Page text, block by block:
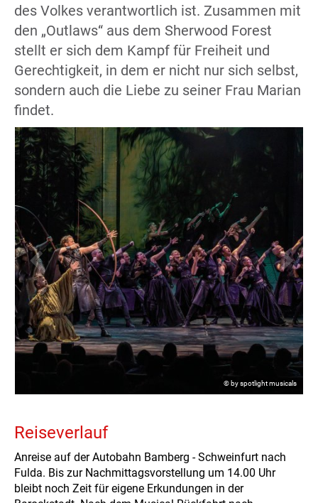
des Volkes verantwortlich ist. Zusammen mit
den „Outlaws“ aus dem Sherwood Forest
stellt er sich dem Kampf für Freiheit und
Gerechtigkeit, in dem er nicht nur sich selbst,
sondern auch die Liebe zu seiner Frau Marian
findet.
© by spotlight musicals
Reiseverlauf
Anreise auf der Autobahn Bamberg - Schweinfurt nach
Fulda. Bis zur Nachmittagsvorstellung um 14.00 Uhr
bleibt noch Zeit für eigene Erkundungen in der